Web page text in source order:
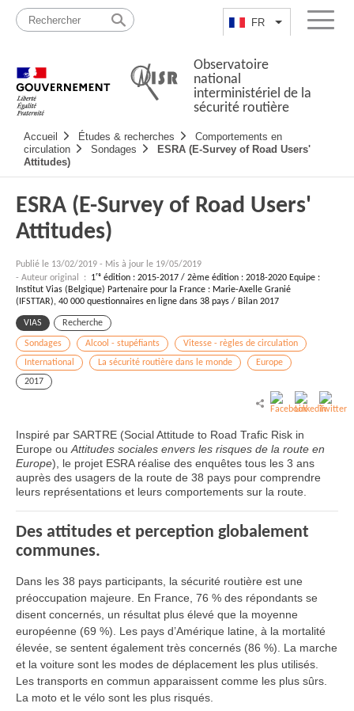
Passer
contenu
FR Lister lesMenu
Observatoire
national
interministériel de la
sécurité routière
principale
Accueil Études & recherches
Comportements en
circulation
Sondages
ESRA (E-Survey of Road Users'
Attitudes)
ESRA (E-Survey of Road Users'
Attitudes)
Publié le 13/02/2019 - Mis à jour le 19/05/2019
- Auteur original : 1ʳᵉ édition : 2015-2017 / 2ème édition : 2018-2020 Equipe :
Institut Vias (Belgique) Partenaire pour la France : Marie-Axelle Granié
(IFSTTAR), 40 000 questionnaires en ligne dans 38 pays / Bilan 2017
VIAS Recherche
Sondages Alcool - stupéfiants
Vitesse - règles de circulation
International
La sécurité routière dans le monde
Europe
2017
Inspiré par SARTRE (Social Attitude to Road Trafic Risk in
Europe ou Attitudes sociales envers les risques de la route en
Europe), le projet ESRA réalise des enquêtes tous les 3 ans
auprès des usagers de la route de 38 pays pour comprendre
leurs représentations et leurs comportements sur la route.
Des attitudes et perception globalement
communes.
Dans les 38 pays participants, la sécurité routière est une
préoccupation majeure. En France, 76 % des répondants se
disent concernés, un résultat plus élevé que la moyenne
européenne (69 %). Les pays d’Amérique latine, à la mortalité
élevée, se sentent également très concernés (86 %). La marche
et la voiture sont les modes de déplacement les plus utilisés.
Les transports en commun apparaissent comme les plus sûrs.
La moto et le vélo sont les plus risqués.